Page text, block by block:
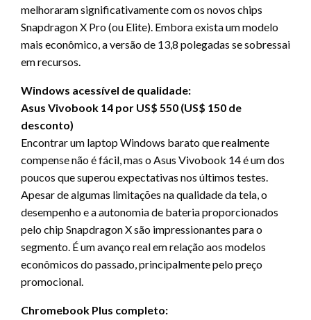
melhoraram significativamente com os novos chips
Snapdragon X Pro (ou Elite). Embora exista um modelo
mais econômico, a versão de 13,8 polegadas se sobressai
em recursos.
Windows acessível de qualidade:
Asus Vivobook 14 por US$ 550 (US$ 150 de
desconto)
Encontrar um laptop Windows barato que realmente
compense não é fácil, mas o Asus Vivobook 14 é um dos
poucos que superou expectativas nos últimos testes.
Apesar de algumas limitações na qualidade da tela, o
desempenho e a autonomia de bateria proporcionados
pelo chip Snapdragon X são impressionantes para o
segmento. É um avanço real em relação aos modelos
econômicos do passado, principalmente pelo preço
promocional.
Chromebook Plus completo: